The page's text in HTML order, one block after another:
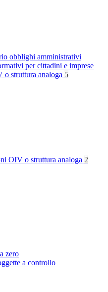
obblighi amministrativi
per cittadini e imprese
o struttura analoga 5
OIV o struttura analoga 2
zero
a controllo